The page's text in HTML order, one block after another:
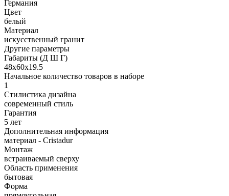
Германия
Цвет
белый
Материал
искусственный гранит
Другие параметры
Габариты (Д Ш Г)
48х60х19.5
Начальное количество товаров в наборе
1
Стилистика дизайна
современный стиль
Гарантия
5 лет
Дополнительная информация
материал - Cristadur
Монтаж
встраиваемый сверху
Область применения
бытовая
Форма